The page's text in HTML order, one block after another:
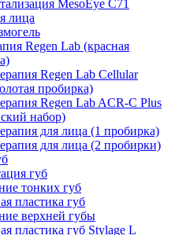
MesoEye C71
лица
Regen Lab (красная
Regen Lab Cellular
пробирка)
Regen Lab ACR-C Plus
набор)
для лица (1 пробирка)
для лица (2 пробирки)
губ
тонких губ
пластика губ
верхней губы
пластика губ Stylage L